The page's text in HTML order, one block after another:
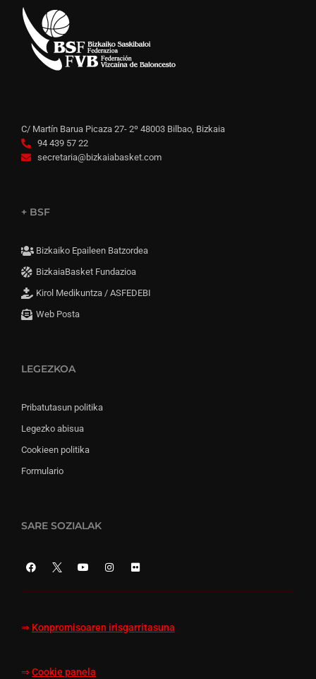
C/ Martín Barua Picaza 27- 2º 48003 Bilbao, Bizkaia
94 439 57 22
secretaria@bizkaiabasket.com
+ BSF
Bizkaiko Epaileen Batzordea
BizkaiaBasket Fundazioa
Kirol Medikuntza / ASFEDEBI
Web Posta
LEGEZKOA
Pribatutasun politika
Legezko abisua
Cookieen politika
Formulario
SARE SOZIALAK
⇒ Konpromisoaren irisgarritasuna
⇒ Cookie panela